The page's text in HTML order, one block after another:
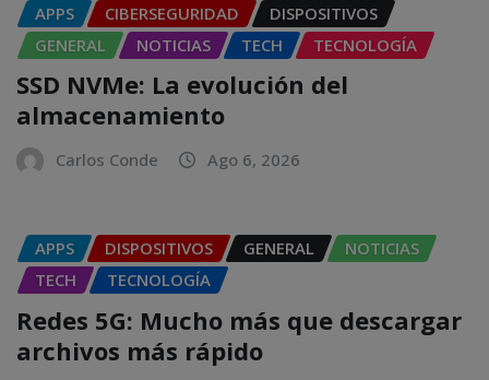
APPS CIBERSEGURIDAD
DISPOSITIVOS
GENERAL
NOTICIAS TECH TECNOLOGÍA
SSD NVMe: La evolución del
almacenamiento
Carlos Conde Ago 6, 2026
APPS DISPOSITIVOS GENERAL
NOTICIAS
TECH
TECNOLOGÍA
Redes 5G: Mucho más que descargar
archivos más rápido